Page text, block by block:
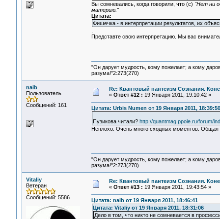
Вы сомневались, когда говорили, что (c) "Нет ни
материю."
Цитата:
Фишечка - в интерпретации результатов, их
Представте свою интерпретацию. Мы вас
"Он дарует мудрость, кому пожелает; а кому
разума!"2:273(270)
naib
Пользователь
Сообщений: 161
Re: Квантовый пантеизм Сознания.
« Ответ #12 : 19 Января 2011, 19:10:42 »
Цитата: Urbis Numen от 19 Января 2011, 18:39:50
Пузикова читали? http://quantmag.ppole.ru/forum/
Неплохо. Очень много сходных моментов. Общая
"Он дарует мудрость, кому пожелает; а кому
разума!"2:273(270)
Vitaliy
Ветеран
Сообщений: 5586
Re: Квантовый пантеизм Сознания.
« Ответ #13 : 19 Января 2011, 19:43:54 »
Цитата: naib от 19 Января 2011, 18:46:41
Цитата: Vitaliy от 19 Января 2011, 18:31:06
Дело в том, что никто не сомневается в